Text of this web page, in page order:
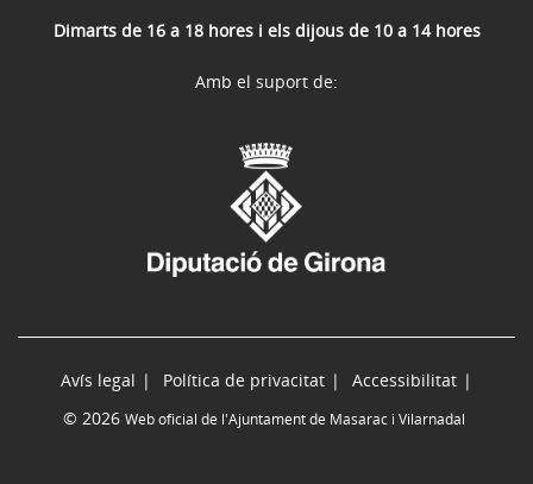
Dimarts de 16 a 18 hores i els dijous de 10 a 14 hores
Avís legal Política de privacitat
Accessibilitat
© 2026 Web oficial de l'Ajuntament de Masarac i Vilarnadal
Amb el suport de: